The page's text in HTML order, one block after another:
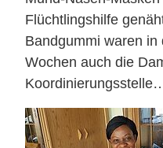
Flüchtlingshilfe
Bandgummi waren in
Wochen auch die